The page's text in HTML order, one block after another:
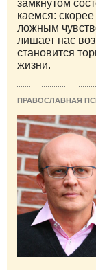
замкнутом
каемся:
ложным
лишает нас
становится
жизни.
ПРАВОСЛАВНАЯ